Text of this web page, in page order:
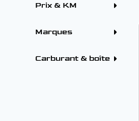
Prix & KM
Marques
BMW (2)
CITROEN (110)
Carburant & boîte